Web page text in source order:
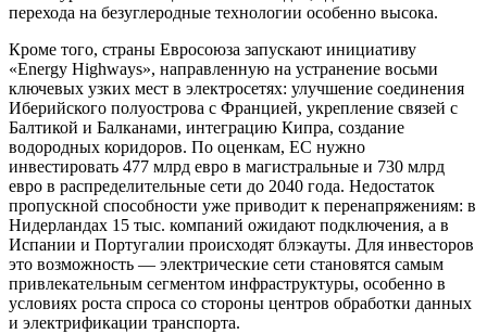
перехода на безуглеродные технологии особенно высока.
Кроме того, страны Евросоюза запускают инициативу
«Energy Highways», направленную на устранение восьми
ключевых узких мест в электросетях: улучшение соединения
Иберийского полуострова с Францией, укрепление связей с
Балтикой и Балканами, интеграцию Кипра, создание
водородных коридоров. По оценкам, ЕС нужно
инвестировать 477 млрд евро в магистральные и 730 млрд
евро в распределительные сети до 2040 года. Недостаток
пропускной способности уже приводит к перенапряжениям: в
Нидерландах 15 тыс. компаний ожидают подключения, а в
Испании и Португалии происходят блэкауты. Для инвесторов
это возможность — электрические сети становятся самым
привлекательным сегментом инфраструктуры, особенно в
условиях роста спроса со стороны центров обработки данных
и электрификации транспорта.